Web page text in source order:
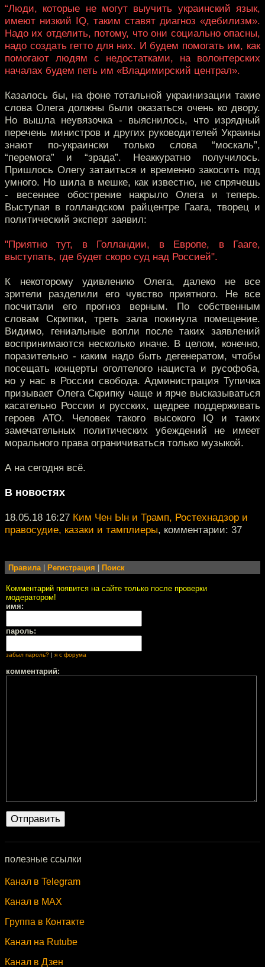
“Люди, которые не могут выучить украинский язык,
имеют низкий IQ, таким ставят диагноз «дебилизм».
Надо их отделить, потому, что они социально опасны,
надо создать гетто для них. И будем помогать им, как
помогают людям с недостатками, на волонтерских
началах будем петь им «Владимирский централ».
Казалось бы, на фоне тотальной украинизации такие
слова Олега должны были оказаться очень ко двору.
Но вышла неувязочка - выяснилось, что изрядный
перечень министров и других руководителей Украины
знают по-украински только слова “москаль”,
“перемога” и “зрада”. Неаккуратно получилось.
Пришлось Олегу затаиться и временно закосить под
умного. Но шила в мешке, как известно, не спрячешь
- весеннее обострение накрыло Олега и теперь.
Выступая в голландском райцентре Гаага, творец и
политический эксперт заявил:
"Приятно тут, в Голландии, в Европе, в Гааге,
выступать, где будет скоро суд над Россией".
К некоторому удивлению Олега, далеко не все
зрители разделили его чувство приятного. Не все
посчитали его прогноз верным. По собственным
словам Скрипки, треть зала покинула помещение.
Видимо, гениальные вопли после таких заявлений
воспринимаются несколько иначе. В целом, конечно,
поразительно - каким надо быть дегенератом, чтобы
посещать концерты оголтелого нациста и русофоба,
но у нас в России свобода. Администрация Тупичка
призывает Олега Скрипку чаще и ярче высказываться
касательно России и русских, щедрее поддерживать
героев АТО. Человек такого высокого IQ и таких
замечательных политических убеждений не имеет
морального права ограничиваться только музыкой.
А на сегодня всё.
В новостях
18.05.18 16:27 Ким Чен Ын и Трамп, Ростехнадзор и
правосудие, казаки и тамплиеры, комментарии: 37
Правила| Регистрация Поиск
Комментарий появится на сайте только после проверки
модератором!
имя:
пароль:
забыл пароль? | я с форума
комментарий:
полезные ссылки
Канал в Telegram
Канал в MAX
Группа в Контакте
Канал на Rutube
Канал в Дзен